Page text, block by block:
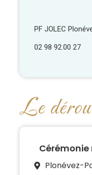
PF JOLEC
02 98 92.00 27
Le
Plonévez-